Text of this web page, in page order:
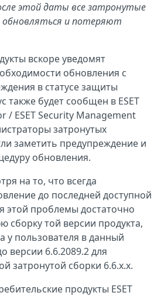
этой даты все затронутые
обновляться и потеряют
вскоре уведомят
обновления с
в статусе защиты
также будет сообщен в ESET
/ ESET Security Management
затронутых
заметить предупреждение и
обновления.
на то, что всегда
до последней доступной
этой проблемы достаточно
сборку той версии продукта,
у пользователя в данный
версии 6.6.2089.2 для
затронутой сборки 6.6.x.x.
продукты ESET